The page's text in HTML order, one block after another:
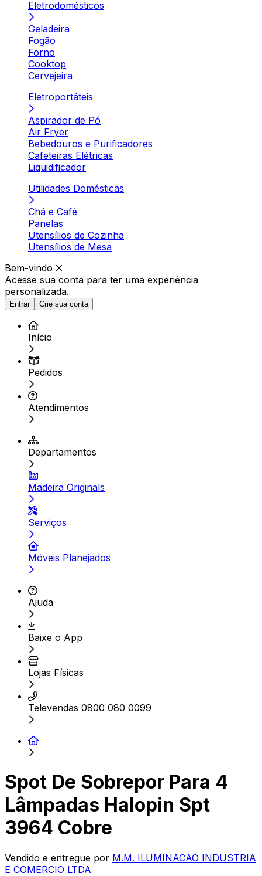
Eletrodomésticos
Geladeira
Fogão
Forno
Cooktop
Cervejeira
Eletroportáteis
Aspirador de Pó
Air Fryer
Bebedouros e Purificadores
Cafeteiras Elétricas
Liquidificador
Utilidades Domésticas
Chá e Café
Panelas
Utensílios de Cozinha
Utensílios de Mesa
Bem-vindo
Acesse sua conta para ter uma experiência
personalizada.
Entrar Crie sua conta
Início
Pedidos
Atendimentos
Departamentos
Madeira Originals
Serviços
Móveis Planejados
Ajuda
Baixe o App
Lojas Físicas
Televendas 0800 080 0099
Spot De Sobrepor Para 4
Lâmpadas Halopin Spt
3964 Cobre
Vendido e entregue por M.M. ILUMINACAO INDUSTRIA
E COMERCIO LTDA